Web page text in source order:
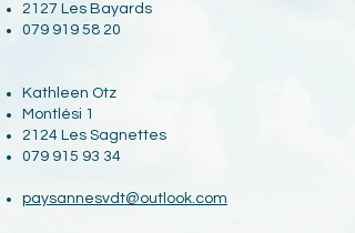
2127 Les Bayards
079 919 58 20
Kathleen Otz
Montlési 1
2124 Les Sagnettes
079 915 93 34
paysannesvdt@outlook.com